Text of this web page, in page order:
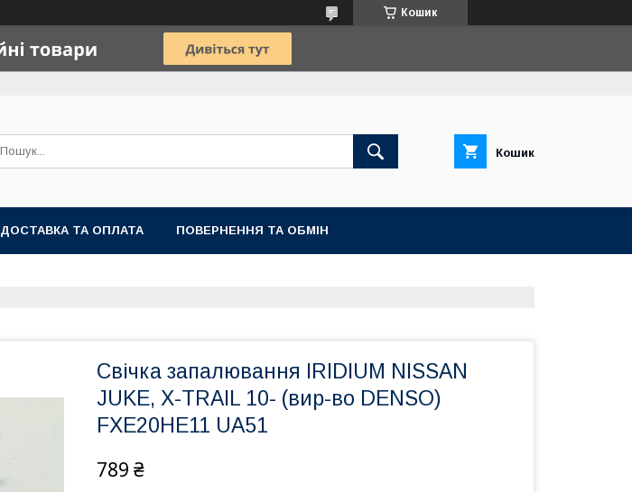
Кошик
Кошик
ДОСТАВКА ТА ОПЛАТА ПОВЕРНЕННЯ ТА ОБМІН
Свічка запалювання IRIDIUM NISSAN
JUKE, X-TRAIL 10- (вир-во DENSO)
FXE20HE11 UA51
789 ₴